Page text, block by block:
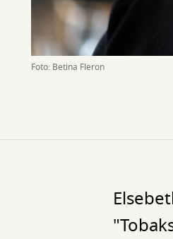
Foto: Betina Fleron